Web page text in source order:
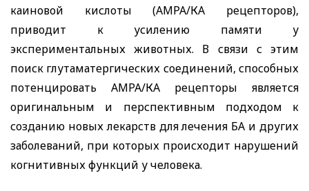
каиновой кислоты (АМРА/КА рецепторов),
приводит к усилению памяти у
экспериментальных животных. В связи с этим
поиск глутаматергических соединений, способных
потенцировать АМРА/КА рецепторы является
оригинальным и перспективным подходом к
созданию новых лекарств для лечения БА и других
заболеваний, при которых происходит нарушений
когнитивных функций у человека.